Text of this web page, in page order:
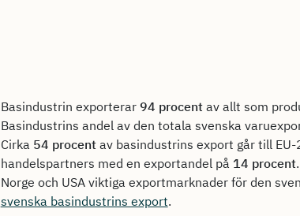
Basindustrin exporterar 94 procentav allt som
Basindustrins andel av den totala svenska
Cirka 54 procentav basindustrins export går till
handelspartners med en exportandel på 14 procent
Norge och USA viktiga exportmarknader för den
svenska basindustrins export.